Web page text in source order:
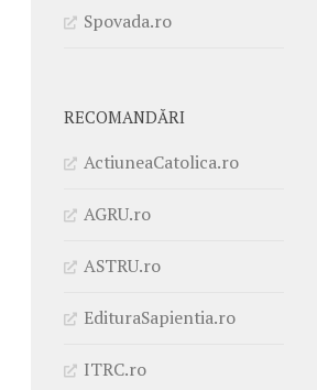
Spovada.ro
RECOMANDĂRI
ActiuneaCatolica.ro
AGRU.ro
ASTRU.ro
EdituraSapientia.ro
ITRC.ro